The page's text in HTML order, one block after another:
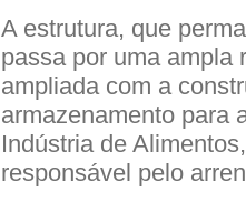
A estrutura, que
passa por uma ampla
ampliada com a
armazenamento para
Indústria de
responsável pelo